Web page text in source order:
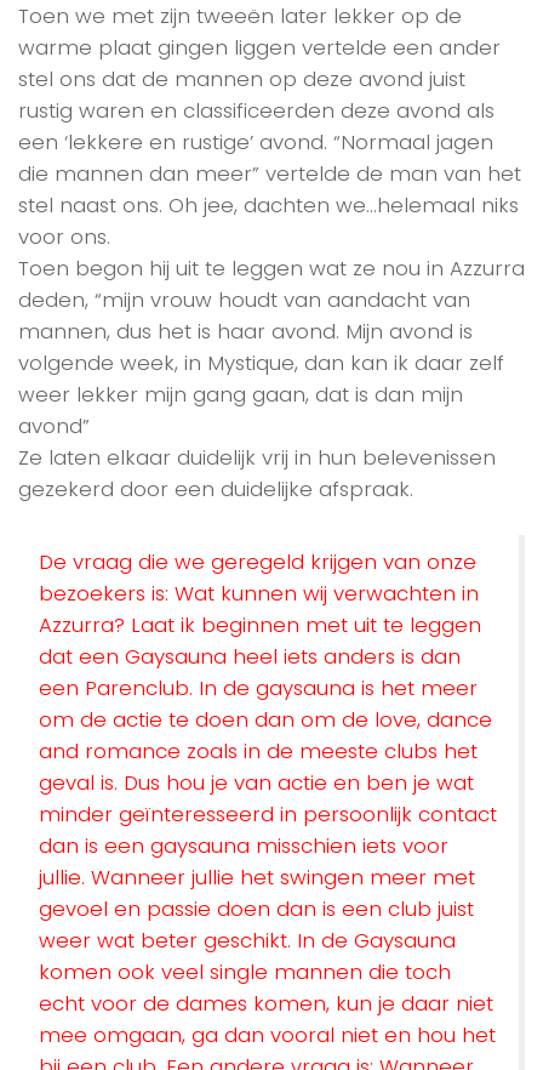
Toen we met zijn tweeën later lekker op de
warme plaat gingen liggen vertelde een ander
stel ons dat de mannen op deze avond juist
rustig waren en classificeerden deze avond als
een ‘lekkere en rustige’ avond. “Normaal jagen
die mannen dan meer” vertelde de man van het
stel naast ons. Oh jee, dachten we…helemaal niks
voor ons.
Toen begon hij uit te leggen wat ze nou in Azzurra
deden, “mijn vrouw houdt van aandacht van
mannen, dus het is haar avond. Mijn avond is
volgende week, in Mystique, dan kan ik daar zelf
weer lekker mijn gang gaan, dat is dan mijn
avond”
Ze laten elkaar duidelijk vrij in hun belevenissen
gezekerd door een duidelijke afspraak.
De vraag die we geregeld krijgen van onze
bezoekers is: Wat kunnen wij verwachten in
Azzurra? Laat ik beginnen met uit te leggen
dat een Gaysauna heel iets anders is dan
een Parenclub. In de gaysauna is het meer
om de actie te doen dan om de love, dance
and romance zoals in de meeste clubs het
geval is. Dus hou je van actie en ben je wat
minder geïnteresseerd in persoonlijk contact
dan is een gaysauna misschien iets voor
jullie. Wanneer jullie het swingen meer met
gevoel en passie doen dan is een club juist
weer wat beter geschikt. In de Gaysauna
komen ook veel single mannen die toch
echt voor de dames komen, kun je daar niet
mee omgaan, ga dan vooral niet en hou het